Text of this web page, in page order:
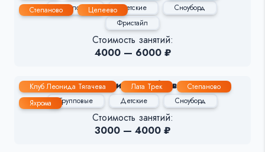
Степаново
Целеево
Групповые Детские
Сноуборд
Фристайл
Стоимость занятий:
4000 — 6000 ₽
Клуб Леонида Тягачева Лата Трек
Степаново
Яхрома
Екатерина Алябьева
Групповые Детские Сноуборд
Стоимость занятий:
3000 — 4000 ₽